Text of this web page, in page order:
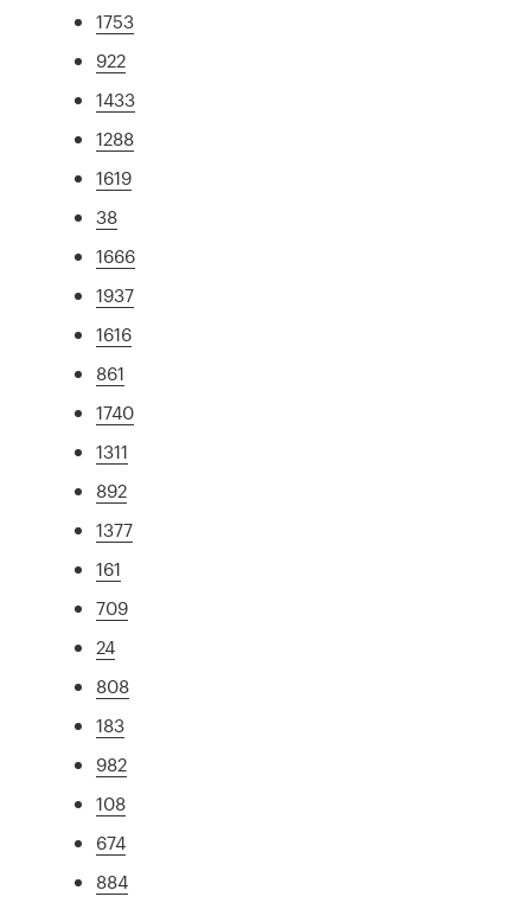
1753
922
1433
1288
1619
38
1666
1937
1616
861
1740
1311
892
1377
161
709
24
808
183
982
108
674
884